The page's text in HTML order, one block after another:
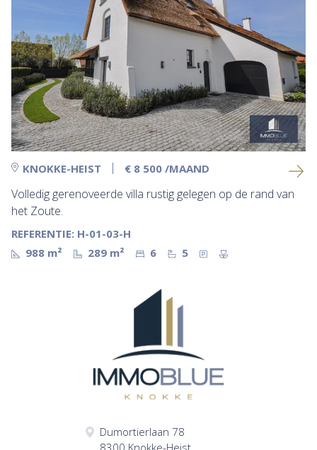
KNOKKE-HEIST € 8 500 /MAAND
Volledig gerenoveerde villa rustig gelegen op de rand van
het Zoute.
REFERENTIE: H-01-03-H
988 m²
289 m² 6 5
Dumortierlaan 78
8300 Knokke-Heist